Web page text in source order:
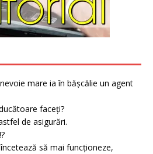
mare ia în bășcălie un agent
faceți?
de asigurări.
să mai funcționeze,